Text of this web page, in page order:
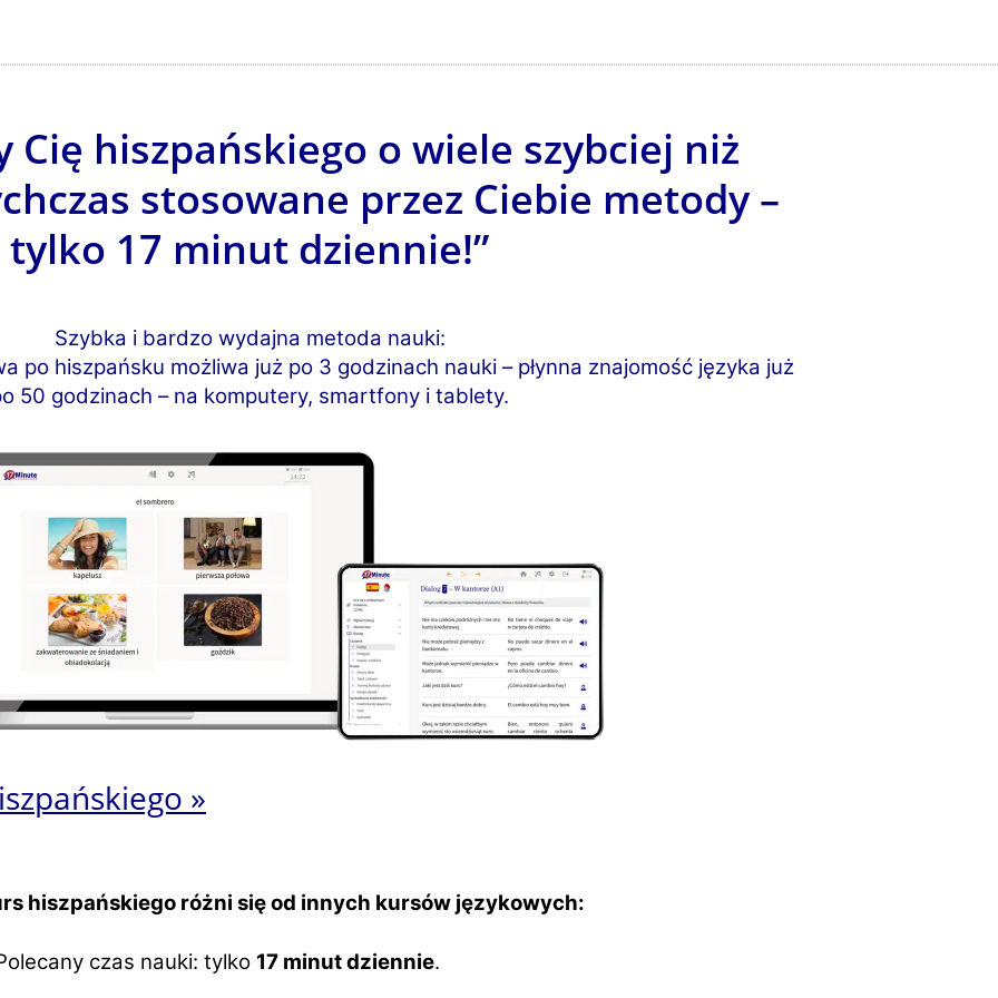
Cię hiszpańskiego o wiele szybciej niż
stosowane przez Ciebie metody –
tylko 17 minut dziennie!”
Szybka i bardzo wydajna metoda nauki:
po hiszpańsku możliwa już po 3 godzinach nauki – płynna znajomość języka już
50 godzinach – na komputery, smartfony i tablety.
»
hiszpańskiego różni się od innych kursów językowych:
czas nauki: tylko 17 minut dziennie.